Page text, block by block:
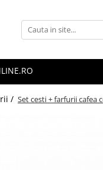
/ Set cesti + farfurii cafea